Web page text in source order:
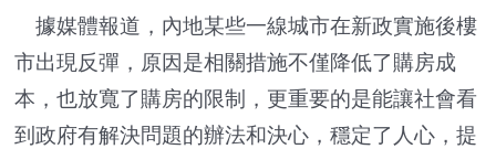
據媒體報道，內地某些一線城市在新政實施後樓
市出現反彈，原因是相關措施不僅降低了購房成
本，也放寬了購房的限制，更重要的是能讓社會看
到政府有解決問題的辦法和決心，穩定了人心，提